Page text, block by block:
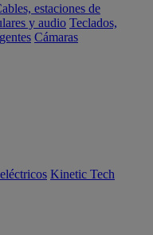
estaciones de
y audio Teclados,
Cámaras
Kinetic Tech